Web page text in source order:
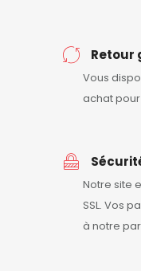
Retour
Vous
achat
Notre site
SSL. Vos
à notre